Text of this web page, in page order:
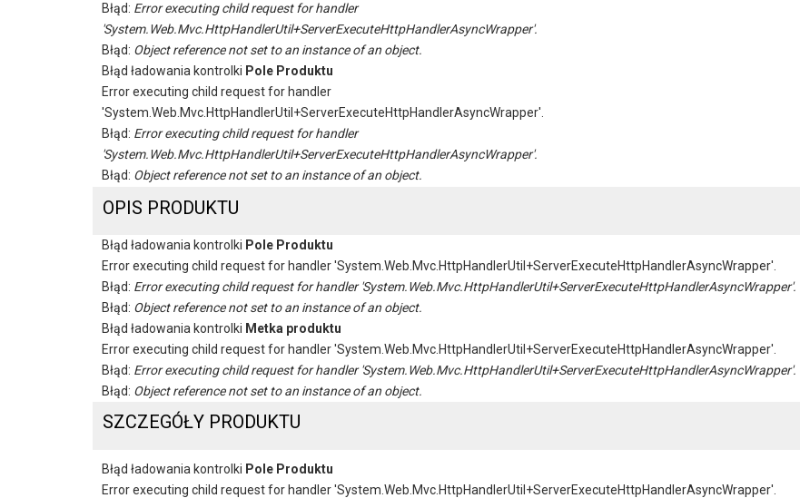
Błąd: Error executing child request for handler
'System.Web.Mvc.HttpHandlerUtil+ServerExecuteHttpHandlerAsyncWrapper'.
Błąd: Object reference not set to an instance of an object.
Błąd ładowania kontrolki Pole Produktu
Error executing child request for handler
'System.Web.Mvc.HttpHandlerUtil+ServerExecuteHttpHandlerAsyncWrapper'.
Błąd: Error executing child request for handler
'System.Web.Mvc.HttpHandlerUtil+ServerExecuteHttpHandlerAsyncWrapper'.
Błąd: Object reference not set to an instance of an object.
OPIS PRODUKTU
Błąd ładowania kontrolki Pole Produktu
Error executing child request for handler 'System.Web.Mvc.HttpHandlerUtil+ServerExecuteHttpHandlerAsyncWrapper'.
Błąd: Error executing child request for handler 'System.Web.Mvc.HttpHandlerUtil+ServerExecuteHttpHandlerAsyncWrapper'.
Błąd: Object reference not set to an instance of an object.
Błąd ładowania kontrolki Metka produktu
Error executing child request for handler 'System.Web.Mvc.HttpHandlerUtil+ServerExecuteHttpHandlerAsyncWrapper'.
Błąd: Error executing child request for handler 'System.Web.Mvc.HttpHandlerUtil+ServerExecuteHttpHandlerAsyncWrapper'.
Błąd: Object reference not set to an instance of an object.
SZCZEGÓŁY PRODUKTU
Błąd ładowania kontrolki Pole Produktu
Error executing child request for handler 'System.Web.Mvc.HttpHandlerUtil+ServerExecuteHttpHandlerAsyncWrapper'.